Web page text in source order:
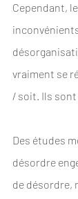
Cependant,
vraiment se
/ soit. Ils
Des études
désordre
de désordre,